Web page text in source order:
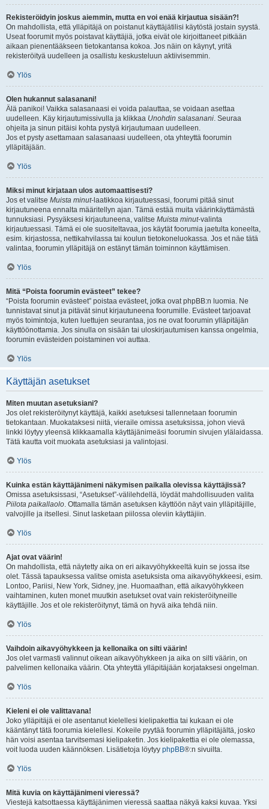
Rekisteröidyin joskus aiemmin, mutta en voi enää kirjautua sisään?!
On mahdollista, että ylläpitäjä on poistanut käyttäjätilisi käytöstä jostain syystä.
Useat foorumit myös poistavat käyttäjiä, jotka eivät ole kirjoittaneet pitkään
aikaan pienentääkseen tietokantansa kokoa. Jos näin on käynyt, yritä
rekisteröityä uudelleen ja osallistu keskusteluun aktiivisemmin.
Ylös
Olen hukannut salasanani!
Älä panikoi! Vaikka salasanaasi ei voida palauttaa, se voidaan asettaa
uudelleen. Käy kirjautumissivulla ja klikkaa Unohdin salasanani. Seuraa
ohjeita ja sinun pitäisi kohta pystyä kirjautumaan uudelleen.
Jos et pysty asettamaan salasanaasi uudelleen, ota yhteyttä foorumin
ylläpitäjään.
Ylös
Miksi minut kirjataan ulos automaattisesti?
Jos et valitse Muista minut-laatikkoa kirjautuessasi, foorumi pitää sinut
kirjautuneena ennalta määritellyn ajan. Tämä estää muita väärinkäyttämästä
tunnuksiasi. Pysyäksesi kirjautuneena, valitse Muista minut-valinta
kirjautuessasi. Tämä ei ole suositeltavaa, jos käytät foorumia jaetulta koneelta,
esim. kirjastossa, nettikahvilassa tai koulun tietokoneluokassa. Jos et näe tätä
valintaa, foorumin ylläpitäjä on estänyt tämän toiminnon käyttämisen.
Ylös
Mitä “Poista foorumin evästeet” tekee?
“Poista foorumin evästeet” poistaa evästeet, jotka ovat phpBB:n luomia. Ne
tunnistavat sinut ja pitävät sinut kirjautuneena foorumille. Evästeet tarjoavat
myös toimintoja, kuten luettujen seurantaa, jos ne ovat foorumin ylläpitäjän
käyttöönottamia. Jos sinulla on sisään tai uloskirjautumisen kanssa ongelmia,
foorumin evästeiden poistaminen voi auttaa.
Ylös
Käyttäjän asetukset
Miten muutan asetuksiani?
Jos olet rekisteröitynyt käyttäjä, kaikki asetuksesi tallennetaan foorumin
tietokantaan. Muokataksesi niitä, vieraile omissa asetuksissa, johon vievä
linkki löytyy yleensä klikkaamalla käyttäjänimeäsi foorumin sivujen ylälaidassa.
Tätä kautta voit muokata asetuksiasi ja valintojasi.
Ylös
Kuinka estän käyttäjänimeni näkymisen paikalla olevissa käyttäjissä?
Omissa asetuksissasi, “Asetukset”-välilehdellä, löydät mahdollisuuden valita
Piilota paikallaolo. Ottamalla tämän asetuksen käyttöön näyt vain ylläpitäjille,
valvojille ja itsellesi. Sinut lasketaan piilossa oleviin käyttäjiin.
Ylös
Ajat ovat väärin!
On mahdollista, että näytetty aika on eri aikavyöhykkeeltä kuin se jossa itse
olet. Tässä tapauksessa valitse omista asetuksista oma aikavyöhykkeesi, esim.
Lontoo, Pariisi, New York, Sidney, jne. Huomaathan, että aikavyöhykkeen
vaihtaminen, kuten monet muutkin asetukset ovat vain rekisteröityneille
käyttäjille. Jos et ole rekisteröitynyt, tämä on hyvä aika tehdä niin.
Ylös
Vaihdoin aikavyöhykkeen ja kellonaika on silti väärin!
Jos olet varmasti valinnut oikean aikavyöhykkeen ja aika on silti väärin, on
palvelimen kellonaika väärin. Ota yhteyttä ylläpitäjään korjataksesi ongelman.
Ylös
Kieleni ei ole valittavana!
Joko ylläpitäjä ei ole asentanut kielellesi kielipakettia tai kukaan ei ole
kääntänyt tätä foorumia kielellesi. Kokeile pyytää foorumin ylläpitäjältä, josko
hän voisi asentaa tarvitsemasi kielipaketin. Jos kielipakettia ei ole olemassa,
voit luoda uuden käännöksen. Lisätietoja löytyy phpBB®:n sivuilta.
Ylös
Mitä kuvia on käyttäjänimeni vieressä?
Viestejä katsottaessa käyttäjänimen vieressä saattaa näkyä kaksi kuvaa. Yksi